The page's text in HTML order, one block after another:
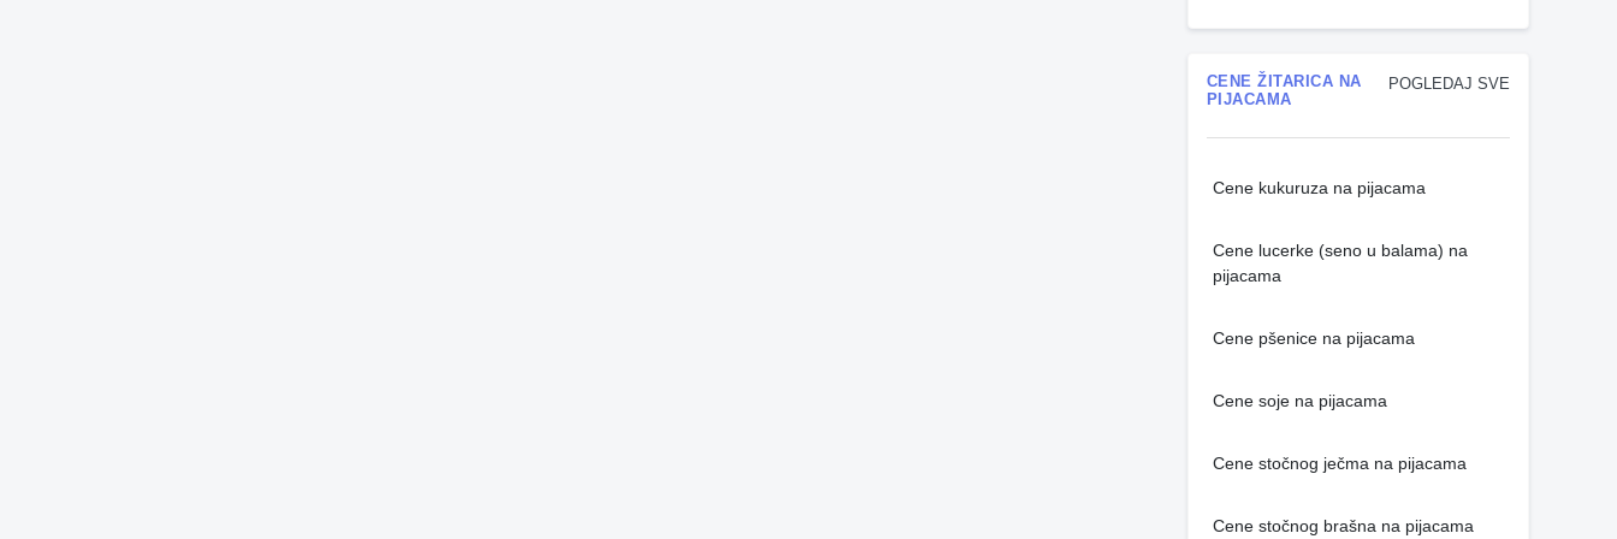
POGLEDAJ SVE
CENE ŽITARICA NA
PIJACAMA
Cene kukuruza na pijacama
Cene lucerke (seno u balama) na
pijacama
Cene pšenice na pijacama
Cene soje na pijacama
Cene stočnog ječma na pijacama
Cene stočnog brašna na pijacama